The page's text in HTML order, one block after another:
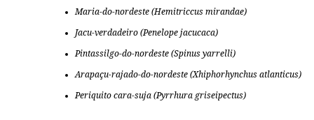
Maria-do-nordeste (Hemitriccus mirandae)
Jacu-verdadeiro (Penelope jacucaca)
Pintassilgo-do-nordeste (Spinus yarrelli)
Arapaçu-rajado-do-nordeste (Xhiphorhynchus atlanticus)
Periquito cara-suja (Pyrrhura griseipectus)